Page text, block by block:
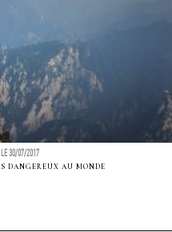
30/07/2017
DANGEREUX AU MONDE